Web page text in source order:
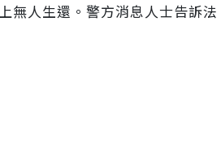
無人生還。警方消息人士告訴法